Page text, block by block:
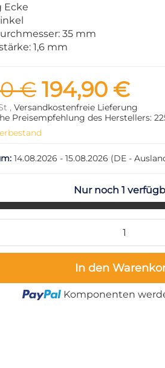
Ecke
35 mm
1,6 mm
€ 194,90 €
, Versandkostenfreie Lieferung
Preisempfehlung des Herstellers:
14.08.2026 - 15.08.2026 (DE -
Nur noch 1
In den
Komponenten